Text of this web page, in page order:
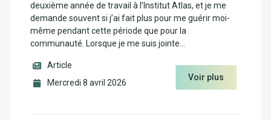
deuxième année de travail à l’Institut Atlas, et je me
demande souvent si j’ai fait plus pour me guérir moi-
même pendant cette période que pour la
communauté. Lorsque je me suis jointe…
Article
Mercredi 8 avril 2026
Voir plus